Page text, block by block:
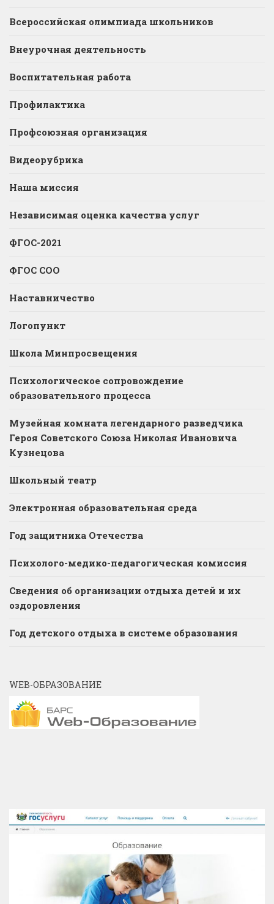
Всероссийская олимпиада школьников
Внеурочная деятельность
Воспитательная работа
Профилактика
Профсоюзная организация
Видеорубрика
Наша миссия
Независимая оценка качества услуг
ФГОС-2021
ФГОС СОО
Наставничество
Логопункт
Школа Минпросвещения
Психологическое сопровождение
образовательного процесса
Музейная комната легендарного разведчика
Героя Советского Союза Николая Ивановича
Кузнецова
Школьный театр
Электронная образовательная среда
Год защитника Отечества
Психолого-медико-педагогическая комиссия
Сведения об организации отдыха детей и их
оздоровления
Год детского отдыха в системе образования
WEB-ОБРАЗОВАНИЕ